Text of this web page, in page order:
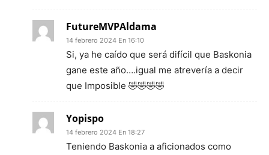
FutureMVPAldama
14 febrero 2024 En 16:10
Si, ya he caído que será difícil que Baskonia
gane este año….igual me atrevería a decir
que Imposible 🤣🤣🤣🤣
Yopispo
14 febrero 2024 En 18:27
Teniendo Baskonia a aficionados como